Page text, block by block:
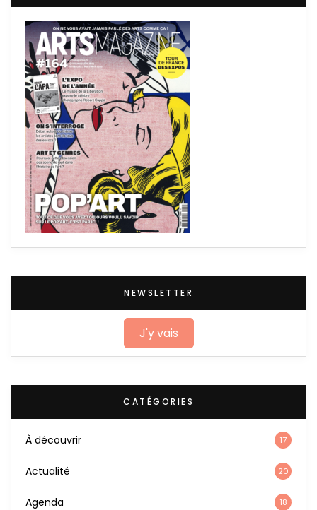
NEWSLETTER
J'y vais
CATÉGORIES
À découvrir 17
Actualité 20
Agenda 18